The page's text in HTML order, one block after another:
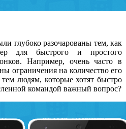
глубоко разочарованы тем, как
для быстрого и простого
Например, очень часто в
ограничения на количество его
людям, которые хотят быстро
командой важный вопрос?